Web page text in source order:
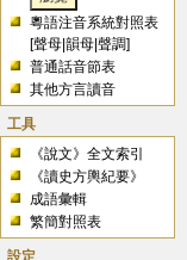
粵語注音系統對照表
[聲母 |韻母 |聲調]
普通話音節表
其他方言讀音
工具
《說文》全文索引
《讀史方輿紀要》
成語彙輯
繁簡對照表
設定